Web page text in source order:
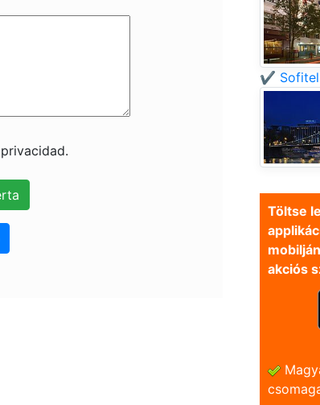
✔️ Sofitel
Töltse
akciós